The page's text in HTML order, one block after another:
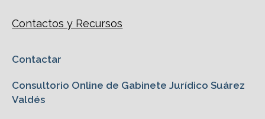
Contactos y Recursos
Contactar
Consultorio Online de Gabinete Jurídico Suárez
Valdés